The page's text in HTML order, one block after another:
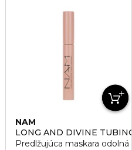
NAM
LONG AND DIVINE
Predlžujúca maskara